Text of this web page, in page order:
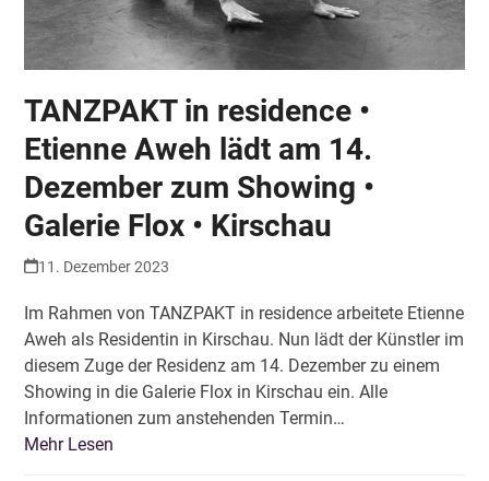
TANZPAKT in residence •
Etienne Aweh lädt am 14.
Dezember zum Showing •
Galerie Flox • Kirschau
11. Dezember 2023
Im Rahmen von TANZPAKT in residence arbeitete Etienne
Aweh als Residentin in Kirschau. Nun lädt der Künstler im
diesem Zuge der Residenz am 14. Dezember zu einem
Showing in die Galerie Flox in Kirschau ein. Alle
Informationen zum anstehenden Termin…
Mehr Lesen